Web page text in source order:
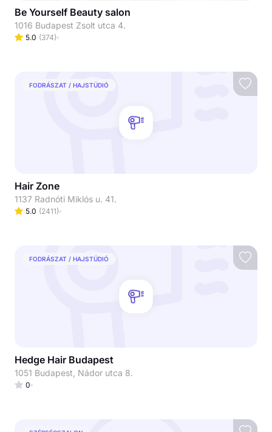
Be Yourself Beauty salon
1016 Budapest Zsolt utca 4.
5.0 (374)
FODRÁSZAT / HAJSTÚDIÓ
Hair Zone
1137 Radnóti Miklós u. 41.
5.0 (2411)
FODRÁSZAT / HAJSTÚDIÓ
Hedge Hair Budapest
1051 Budapest, Nádor utca 8.
0